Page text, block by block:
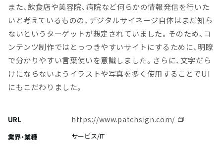
また、飲食店や美容院、病院など何らかの情報発信を行いた
いと考えているものの、デジタルサイネージ自体はまだ知ら
ないというターゲットが想定されていました。そのため、コ
ンテンツ制作ではとっつきやすいサイトにするために、明瞭
で分かりやすい言葉使いを意識しました。さらに、文字だら
けにならないようイラストや写真を多く使用することでUI
にもこだわりました。
URL https://www.patchsign.com/
業界・業種
サービス/IT